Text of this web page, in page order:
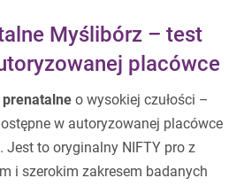
Myślibórz – test
placówce
o wysokiej czułości –
w autoryzowanej placówce
. Jest to oryginalny NIFTY pro z
i szerokim zakresem badanych